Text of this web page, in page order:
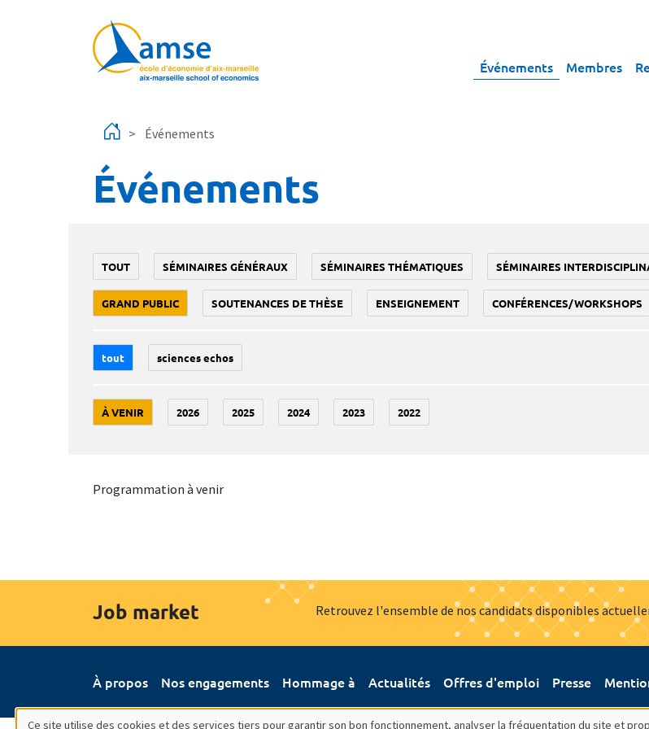
Événements Membres
Événements
Événements
TOUT SÉMINAIRES GÉNÉRAUX SÉMINAIRES THÉMATIQUES SÉMINAIRES
GRAND PUBLIC SOUTENANCES DE THÈSE ENSEIGNEMENT CONFÉRENCES/WORKSHOPS
tout sciences echos
À VENIR 2026 2025 2024 2023 2022
Programmation à venir
Job market Retrouvez l'ensemble de nos candidats disponibles
À propos Nos engagements Hommage à Actualités Offres d'emploi Presse
Ce site utilise des cookies et des services tiers pour garantir son bon fonctionnement, analyser la fréquentation du site et